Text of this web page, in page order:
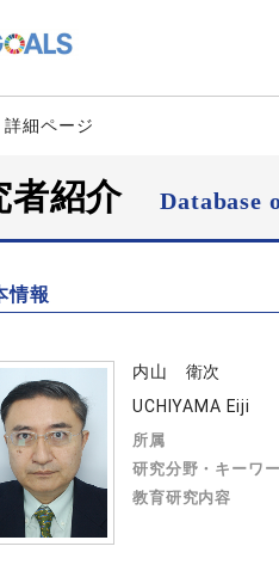
詳細ページ
者紹介Database
情報
内山 衛次
UCHIYAMA Eiji
所属
研究分野・キーワ
教育研究内容